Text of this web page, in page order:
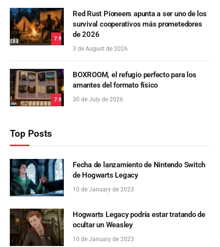
7.9
Red Rust Pioneers apunta a ser uno de los
survival cooperativos más prometedores
de 2026
3 de August de 2026
7.9
BOXROOM, el refugio perfecto para los
amantes del formato físico
30 de July de 2026
Top Posts
Fecha de lanzamiento de Nintendo Switch
de Hogwarts Legacy
10 de January de 2023
Hogwarts Legacy podría estar tratando de
ocultar un Weasley
10 de January de 2023